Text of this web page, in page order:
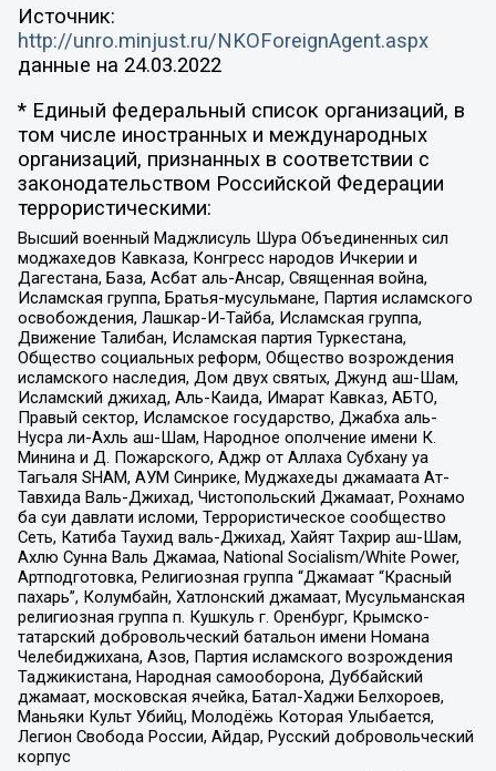
Источник:
http://unro.minjust.ru/NKOForeignAgent.aspx
данные на 24.03.2022
* Единый федеральный список организаций, в
том числе иностранных и международных
организаций, признанных в соответствии с
законодательством Российской Федерации
террористическими:
Высший военный Маджлисуль Шура Объединенных сил
моджахедов Кавказа, Конгресс народов Ичкерии и
Дагестана, База, Асбат аль-Ансар, Священная война,
Исламская группа, Братья-мусульмане, Партия исламского
освобождения, Лашкар-И-Тайба, Исламская группа,
Движение Талибан, Исламская партия Туркестана,
Общество социальных реформ, Общество возрождения
исламского наследия, Дом двух святых, Джунд аш-Шам,
Исламский джихад, Аль-Каида, Имарат Кавказ, АБТО,
Правый сектор, Исламское государство, Джабха аль-
Нусра ли-Ахль аш-Шам, Народное ополчение имени К.
Минина и Д. Пожарского, Аджр от Аллаха Субхану уа
Тагьаля SHAM, АУМ Синрике, Муджахеды джамаата Ат-
Тавхида Валь-Джихад, Чистопольский Джамаат, Рохнамо
ба суи давлати исломи, Террористическое сообщество
Сеть, Катиба Таухид валь-Джихад, Хайят Тахрир аш-Шам,
Ахлю Сунна Валь Джамаа, National Socialism/White Power,
Артподготовка, Религиозная группа “Джамаат “Красный
пахарь”, Колумбайн, Хатлонский джамаат, Мусульманская
религиозная группа п. Кушкуль г. Оренбург, Крымско-
татарский добровольческий батальон имени Номана
Челебиджихана, Азов, Партия исламского возрождения
Таджикистана, Народная самооборона, Дуббайский
джамаат, московская ячейка, Батал-Хаджи Белхороев,
Маньяки Культ Убийц, Молодёжь Которая Улыбается,
Легион Свобода России, Айдар, Русский добровольческий
корпус